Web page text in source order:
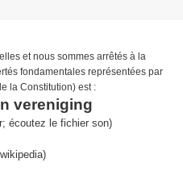
et nous sommes arrêtés à la
fondamentales représentées par
la Constitution) est :
vereniging
; écoutez le fichier son)
wikipedia)